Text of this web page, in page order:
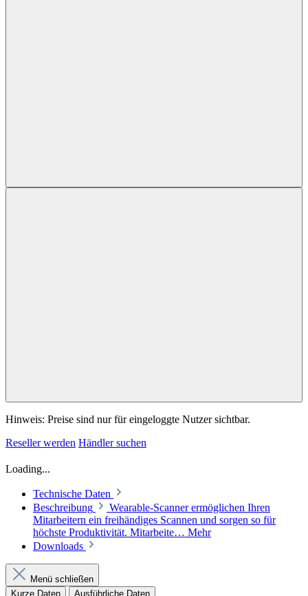
Hinweis: Preise sind nur für eingeloggte Nutzer sichtbar.
Reseller werden Händler suchen
Loading...
Technische Daten
Beschreibung
Wearable-Scanner ermöglichen Ihren
Mitarbeitern ein freihändiges Scannen und sorgen so für
höchste Produktivität. Mitarbeite… Mehr
Downloads
Menü schließen
Kurze Daten
Ausführliche Daten